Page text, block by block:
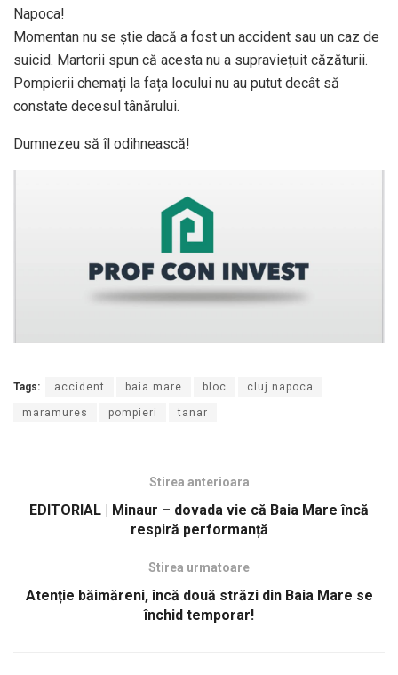
Napoca!
Momentan nu se știe dacă a fost un accident sau un caz de
suicid. Martorii spun că acesta nu a supraviețuit căzăturii.
Pompierii chemați la fața locului nu au putut decât să
constate decesul tânărului.
Dumnezeu să îl odihnească!
Tags: accident baia mare bloc cluj napoca
maramures pompieri tanar
Stirea anterioara
EDITORIAL | Minaur – dovada vie că Baia Mare încă
respiră performanță
Stirea urmatoare
Atenție băimăreni, încă două străzi din Baia Mare se
închid temporar!